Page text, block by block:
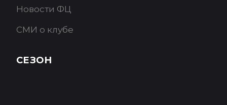
Новости ФЦ
СМИ о клубе
СЕЗОН